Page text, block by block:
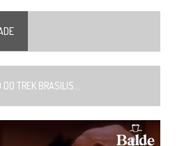
TREK BRASILIS...